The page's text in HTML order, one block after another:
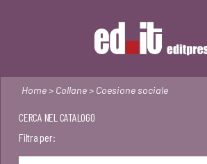
Home> Collane> Coesione sociale
CERCA NEL CATALOGO
Filtra per: